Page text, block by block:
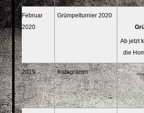
Februar
2020
Grümpelturnier 2020
Ab jetzt
die
2019 Instagramm